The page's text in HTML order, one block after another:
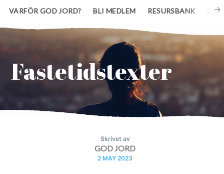
VARFÖR GOD JORD? BLI MEDLEM RESURSBANK GE
Fastetidstexter
Skrivet av
GOD JORD
2 MAY 2023